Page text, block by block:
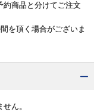
商品と分けてご注文
を頂く場合がございま
ん。